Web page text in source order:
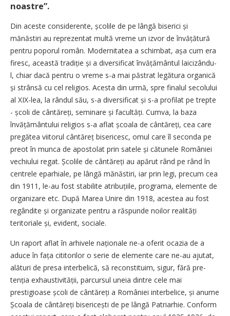
noastre”.
Din aceste considerente, școlile de pe lângă biserici și
mănăstiri au reprezentat multă vreme un izvor de învățătură
pentru poporul român. Modernitatea a schimbat, așa cum era
firesc, această tradiție și a diversificat învățământul laicizându-
l, chiar dacă pentru o vreme s-a mai păstrat legătura organică
și strânsă cu cel religios. Acesta din urmă, spre finalul secolului
al XIX-lea, la rândul său, s-a diversificat și s-a profilat pe trepte
- școli de cântăreți, seminare și facultăți. Cumva, la baza
învățământului religios s-a aflat școala de cântăreți, cea care
pregătea viitorul cântăreț bisericesc, omul care îl seconda pe
preot în munca de apostolat prin satele și cătunele României
vechiului regat. Școlile de cântăreți au apărut rând pe rând în
centrele eparhiale, pe lângă mănăstiri, iar prin legi, precum cea
din 1911, le-au fost stabilite atribuțiile, programa, elemente de
organizare etc. După Marea Unire din 1918, acestea au fost
regândite și organizate pentru a răspunde noilor realități
teritoriale și, evident, sociale.
Un raport aflat în arhivele naționale ne-a oferit ocazia de a
aduce în fața cititorilor o serie de elemente care ne-au ajutat,
alături de presa interbelică, să reconstituim, sigur, fără pre­
tenția exhaustivității, parcursul uneia dintre cele mai
prestigioase școli de cântăreți a României interbelice, și anume
Școala de cântăreți bise­ricești de pe lângă Patriarhie. Conform